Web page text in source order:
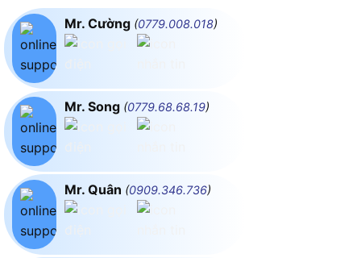
Mr. Cường (0779.008.018)
Mr. Song (0779.68.68.19)
Mr. Quân (0909.346.736)